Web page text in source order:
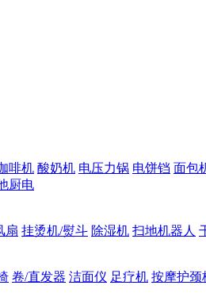
啡机 酸奶机 电压力锅 电饼铛 面包
厨电
扇 挂烫机/熨斗 除湿机 扫地机器人
卷/直发器 洁面仪 足疗机 按摩护颈